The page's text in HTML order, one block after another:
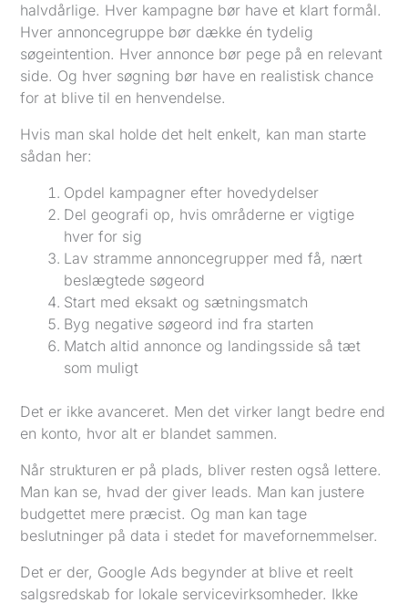
halvdårlige. Hver kampagne bør have et klart formål.
Hver annoncegruppe bør dække én tydelig
søgeintention. Hver annonce bør pege på en relevant
side. Og hver søgning bør have en realistisk chance
for at blive til en henvendelse.
Hvis man skal holde det helt enkelt, kan man starte
sådan her:
Opdel kampagner efter hovedydelser
Del geografi op, hvis områderne er vigtige
hver for sig
Lav stramme annoncegrupper med få, nært
beslægtede søgeord
Start med eksakt og sætningsmatch
Byg negative søgeord ind fra starten
Match altid annonce og landingsside så tæt
som muligt
Det er ikke avanceret. Men det virker langt bedre end
en konto, hvor alt er blandet sammen.
Når strukturen er på plads, bliver resten også lettere.
Man kan se, hvad der giver leads. Man kan justere
budgettet mere præcist. Og man kan tage
beslutninger på data i stedet for mavefornemmelser.
Det er der, Google Ads begynder at blive et reelt
salgsredskab for lokale servicevirksomheder. Ikke